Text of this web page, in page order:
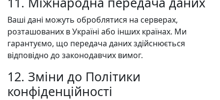
Ваші дані можуть оброблятися на серверах,
розташованих в Україні або інших країнах. Ми
гарантуємо, що передача даних здійснюється
відповідно до законодавчих вимог.
12. Зміни до Політики
конфіденційності